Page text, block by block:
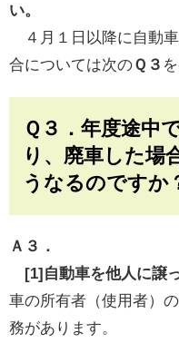
い。
４月１日以降に自動
合については次のＱ３
Ｑ３．年度途中
り、廃車した場
うなるのですか
Ａ３．
[1]自動車を他人に譲
車の所有者（使用者）
務があります。